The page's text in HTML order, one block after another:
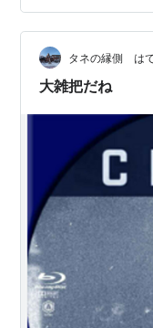
かに過ごしたりす
このまま単調では
と思い始めた頃に
タネの縁側 は
大雑把だね